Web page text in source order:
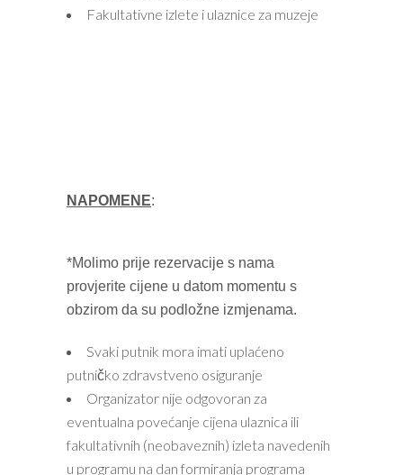
Fakultativne izlete i ulaznice za muzeje
NAPOMENE:
*Molimo prije rezervacije s nama
provjerite cijene u datom momentu s
obzirom da su podložne izmjenama.
Svaki putnik mora imati uplaćeno
putničko zdravstveno osiguranje
Organizator nije odgovoran za
eventualna povećanje cijena ulaznica ili
fakultativnih (neobaveznih) izleta navedenih
u programu na dan formiranja programa